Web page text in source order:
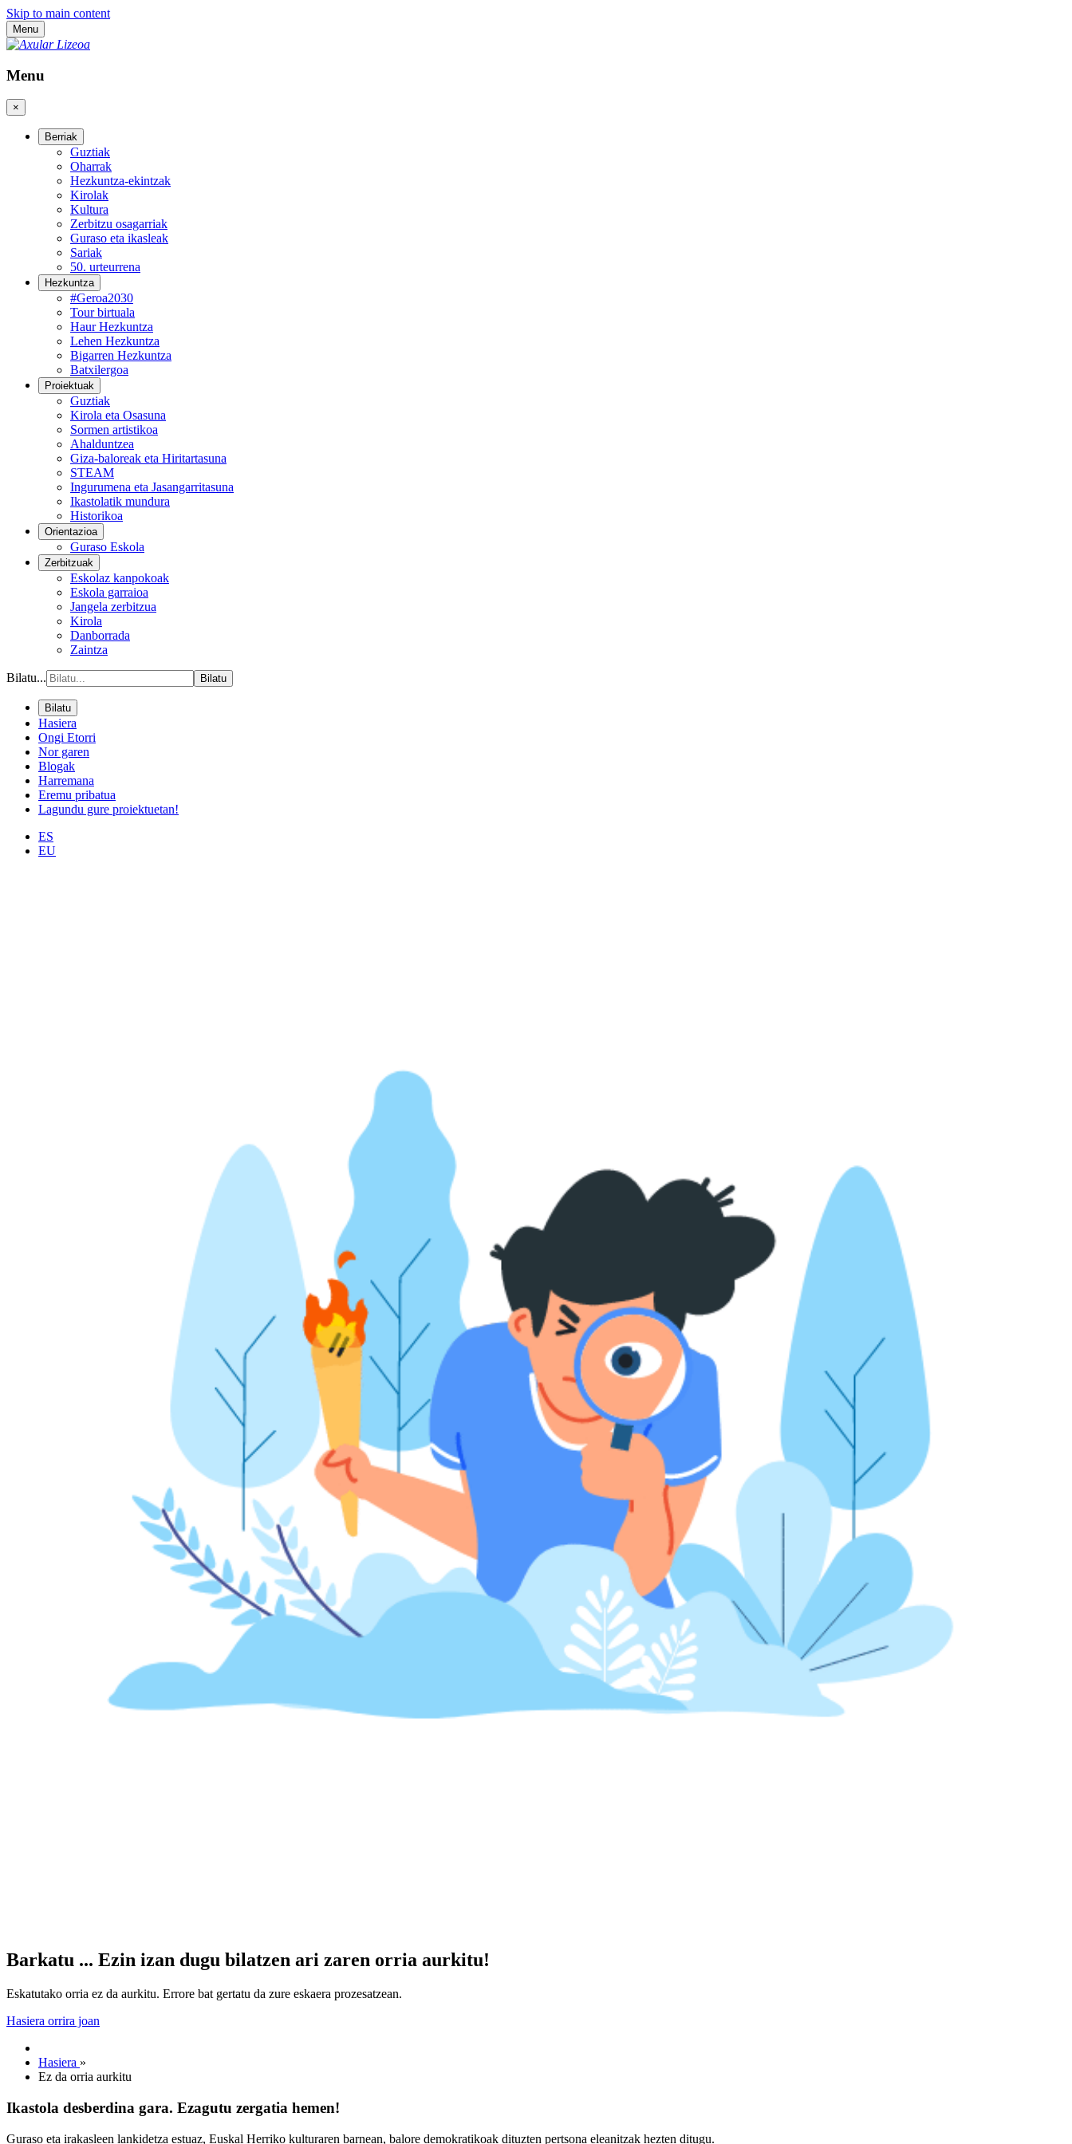
Skip to main content
Menu
Menu
×
Berriak
Guztiak
Oharrak
Hezkuntza-ekintzak
Kirolak
Kultura
Zerbitzu osagarriak
Guraso eta ikasleak
Sariak
50. urteurrena
Hezkuntza
#Geroa2030
Tour birtuala
Haur Hezkuntza
Lehen Hezkuntza
Bigarren Hezkuntza
Batxilergoa
Proiektuak
Guztiak
Kirola eta Osasuna
Sormen artistikoa
Ahalduntzea
Giza-baloreak eta Hiritartasuna
STEAM
Ingurumena eta Jasangarritasuna
Ikastolatik mundura
Historikoa
Orientazioa
Guraso Eskola
Zerbitzuak
Eskolaz kanpokoak
Eskola garraioa
Jangela zerbitzua
Kirola
Danborrada
Zaintza
Bilatu... Bilatu
Bilatu
Hasiera
Ongi Etorri
Nor garen
Blogak
Harremana
Eremu pribatua
Lagundu gure proiektuetan!
ES
EU
Barkatu ... Ezin izan dugu bilatzen ari zaren orria aurkitu!
Eskatutako orria ez da aurkitu. Errore bat gertatu da zure eskaera prozesatzean.
Hasiera orrira joan
Hasiera »
Ez da orria aurkitu
Ikastola desberdina gara. Ezagutu zergatia hemen!
Guraso eta irakasleen lankidetza estuaz, Euskal Herriko kulturaren barnean, balore demokratikoak dituzten pertsona eleanitzak hezten ditugu.